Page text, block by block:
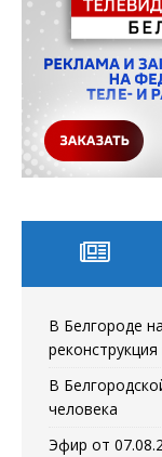
В Белгороде
В
человека
Эфир от